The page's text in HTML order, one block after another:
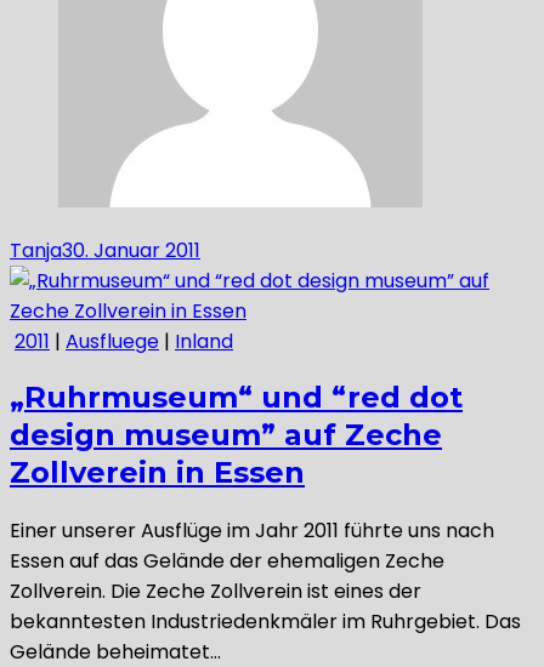
Tanja30. Januar 2011
2011 | Ausfluege | Inland
„Ruhrmuseum“ und “red dot
design museum” auf Zeche
Zollverein in Essen
Einer unserer Ausflüge im Jahr 2011 führte uns nach
Essen auf das Gelände der ehemaligen Zeche
Zollverein. Die Zeche Zollverein ist eines der
bekanntesten Industriedenkmäler im Ruhrgebiet. Das
Gelände beheimatet…